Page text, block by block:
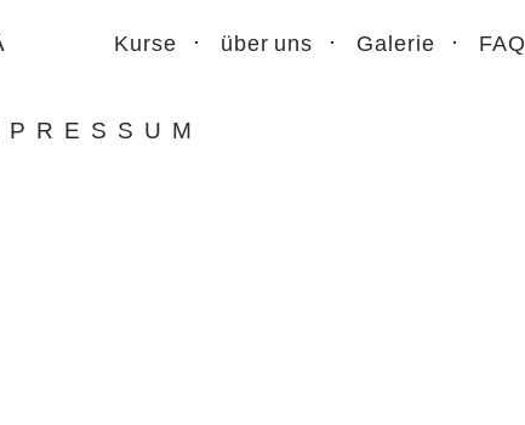
Kurse über uns Galerie FAQ